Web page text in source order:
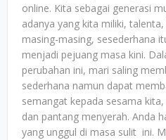
online. Kita sebagai generasi
adanya yang kita miliki,
masing-masing, sesederhana
menjadi pejuang masa kini.
perubahan ini, mari saling
sederhana namun dapat
semangat kepada sesama
dan pantang menyerah. Anda
yang unggul di masa sulit ini.